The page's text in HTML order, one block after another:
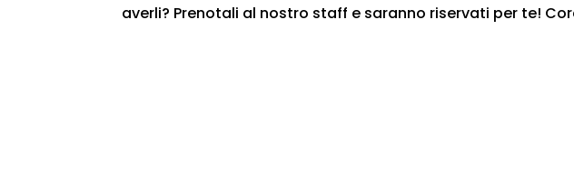
averli? Prenotali al nostro staff e saranno riservati per te!